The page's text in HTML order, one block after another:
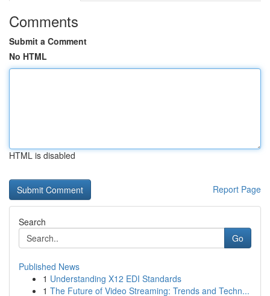
Comments
Submit a Comment
No HTML
HTML is disabled
Report Page
Search
Go
Published News
1 Understanding X12 EDI Standards
1 The Future of Video Streaming: Trends and Techn...